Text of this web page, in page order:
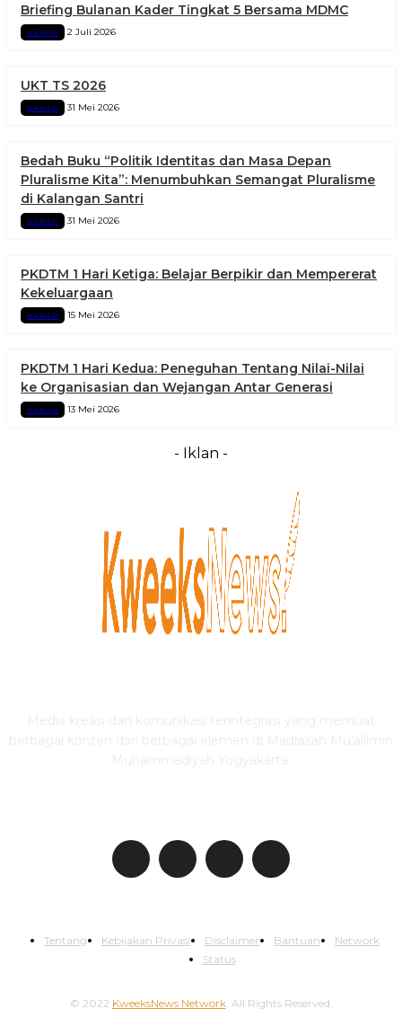
Briefing Bulanan Kader Tingkat 5 Bersama MDMC
KABAR 2 Juli 2026
UKT TS 2026
KABAR 31 Mei 2026
Bedah Buku “Politik Identitas dan Masa Depan
Pluralisme Kita”: Menumbuhkan Semangat Pluralisme
di Kalangan Santri
KABAR 31 Mei 2026
PKDTM 1 Hari Ketiga: Belajar Berpikir dan Mempererat
Kekeluargaan
KABAR 15 Mei 2026
PKDTM 1 Hari Kedua: Peneguhan Tentang Nilai-Nilai
ke Organisasian dan Wejangan Antar Generasi
KABAR 13 Mei 2026
- Iklan -
© 2022 KweeksNews Network. All Rights Reserved.
Tentang Kebijakan Privasi Disclaimer Bantuan
Network
Status